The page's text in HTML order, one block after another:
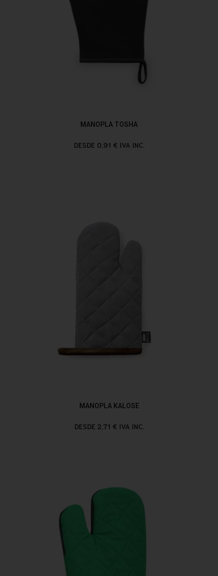
MANOPLA TOSHA
DESDE 0,91 € IVA INC.
MANOPLA KALOSE
DESDE 2,71 € IVA INC.